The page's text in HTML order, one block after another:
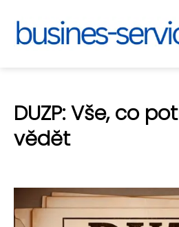
DUZP: Vše, co
vědět